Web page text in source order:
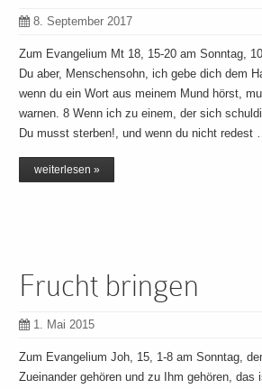
8. September 2017
Zum Evangelium Mt 18, 15-20 am Sonntag,
Du aber, Menschensohn, ich gebe dich dem
wenn du ein Wort aus meinem Mund hörst,
warnen. 8 Wenn ich zu einem, der sich
Du musst sterben!, und wenn du nicht redest …
weiterlesen »
Frucht bringen
1. Mai 2015
Zum Evangelium Joh, 15, 1-8 am Sonntag,
Zueinander gehören und zu Ihm gehören, das